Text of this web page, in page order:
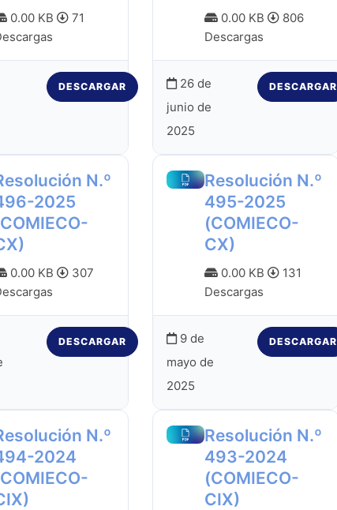
0.00 KB
71
DESCARGAR
0.00 KB
806
Descargas
26 de
junio de
2025
DESCARGAR
N.º
2025
0.00 KB
307
DESCARGAR
Resolución N.º
495-2025
(COMIECO-
CX)
0.00 KB
131
Descargas
9 de
mayo de
2025
DESCARGAR
N.º
2024
Resolución N.º
493-2024
(COMIECO-
CIX)